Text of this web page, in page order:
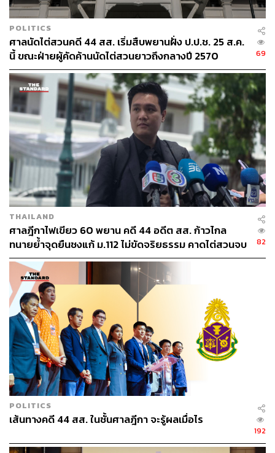
ด้านชัยรัตน์ระบุว่า มีความมุ่งมั่นตั้งใจ ต้องการเปลี่ยนราชบุรี
สู่อนาคตที่ดีกว่า การสู้กับการเมืองเก่าบ้านใหญ่ไม่ใช่เรื่อง
ง่าย แม้การเมืองเก่าที่ต้องการชิงความได้เปรียบจะทำให้
เหลือเวลาแค่ 30 วันในการทำการบ้าน แต่ตนและทีมงานก็
พร้อมที่จะเข้าหาชาวราชบุรีเพื่อทำความเข้าใจนโยบายที่ได้
คิดไว้เพื่อชาวราชบุรี แม้จะมีเวลาน้อย แต่ตนจะตั้งใจทำงาน
เพื่อความเปลี่ยนแปลงราชบุรีจากที่ถูกแช่แข็งจากการเมือง
เก่ามานาน
หลังให้สัมภาษณ์กับสื่อมวลชน ชัยรัตน์ได้เข้าสู่กระบวนการ
การรับสมัคร พร้อมจับเบอร์ผู้สมัคร โดยจับได้เบอร์ 1 จากนั้น
จึงพากันเดินทางพร้อมหัวหน้าพรรคก้าวไกลไปร่วมกิจกรรม
หาเสียง โดยแห่รถ และลงเดินแจกแผ่นพับประชาสัมพันธ์ไป
รอบตัวเมืองราชบุรี ท่ามกลางการตอบรับจากประชาชนและ
ผู้สัญจรตลอดสองข้างทาง
ราชบุรี
องค์การบริหารส่วนจังหวัด (อบจ.)
ชัยรัตน์ ศักดิ์อิสระพงศ์
POLITICS
ศาลนัดไต่สวนคดี 44 สส. เริ่มสืบพยานฝั่ง ป.ป.ช. 25 ส.ค.
นี้ ขณะฝ่ายผู้คัดค้านนัดไต่สวนยาวถึงกลางปี 2570
69
THAILAND
ศาลฎีกาไฟเขียว 60 พยาน คดี 44 อดีต สส. ก้าวไกล
ทนายย้ำจุดยืนชงแก้ ม.112 ไม่ขัดจริยธรรม คาดไต่สวนจบ
พฤษภาคมปี 2570
82
POLITICS
เส้นทางคดี 44 สส. ในชั้นศาลฎีกา จะรู้ผลเมื่อไร
192